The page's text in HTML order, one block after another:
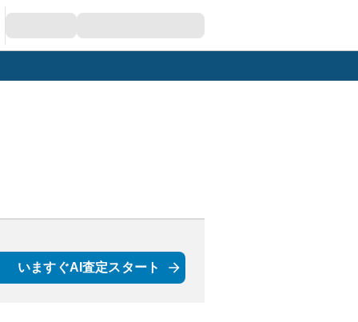
いますぐAI査定スタート